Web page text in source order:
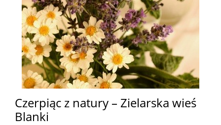
Czerpiąc z natury – Zielarska wieś
Blanki